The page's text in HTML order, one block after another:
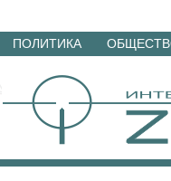
Перейти
материалам
ПОЛИТИКА